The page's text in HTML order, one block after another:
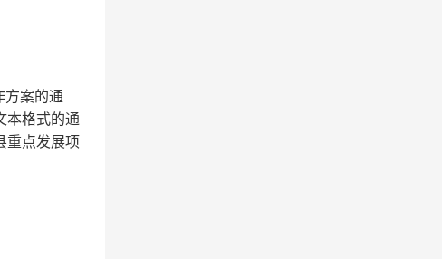
方案的通
本格式的通
重点发展项